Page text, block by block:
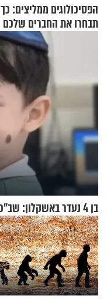
הפסיכולוגים ממליצים: כך
תבחרו את החברים שלכם
בן 4 נעדר באשקלון: שב"כ הצטרף למאמצי האיתור